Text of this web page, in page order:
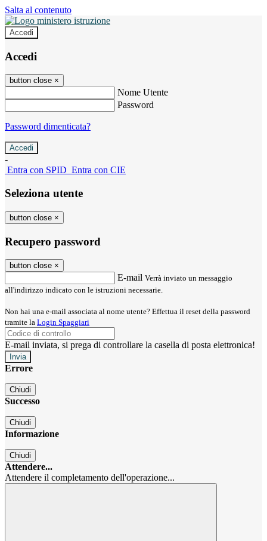
Salta al contenuto
Accedi
Accedi
button close ×
Nome Utente
Password
Password dimenticata?
-
Entra con SPID Entra con CIE
Seleziona utente
button close ×
Recupero password
button close ×
E-mail Verrà inviato un messaggio
all'indirizzo indicato con le istruzioni necessarie.
Non hai una e-mail associata al nome utente? Effettua il reset della password
tramite la Login Spaggiari
E-mail inviata, si prega di controllare la casella di posta elettronica!
Errore
Chiudi
Successo
Chiudi
Informazione
Chiudi
Attendere...
Attendere il completamento dell'operazione...